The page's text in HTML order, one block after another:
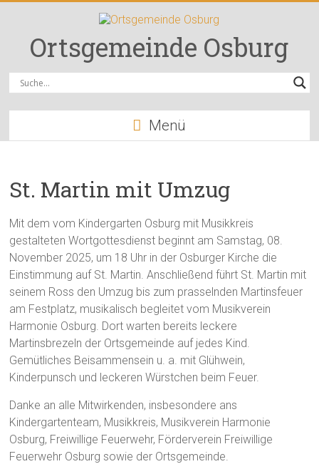
springenOrtsgemeinde Osburg
Menü
St. Martin mit Umzug
Mit dem vom Kindergarten Osburg mit Musikkreis
gestalteten Wortgottesdienst beginnt am Samstag, 08.
November 2025, um 18 Uhr in der Osburger Kirche die
Einstimmung auf St. Martin. Anschließend führt St. Martin mit
seinem Ross den Umzug bis zum prasselnden Martinsfeuer
am Festplatz, musikalisch begleitet vom Musikverein
Harmonie Osburg. Dort warten bereits leckere
Martinsbrezeln der Ortsgemeinde auf jedes Kind.
Gemütliches Beisammensein u. a. mit Glühwein,
Kinderpunsch und leckeren Würstchen beim Feuer.
Danke an alle Mitwirkenden, insbesondere ans
Kindergartenteam, Musikkreis, Musikverein Harmonie
Osburg, Freiwillige Feuerwehr, Förderverein Freiwillige
Feuerwehr Osburg sowie der Ortsgemeinde.